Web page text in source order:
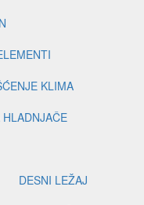
KLIMA
DESNI LEŽAJ